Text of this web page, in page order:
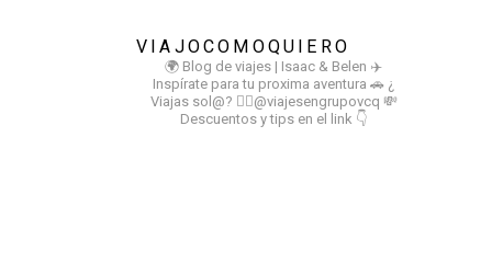
VIAJOCOMOQUIERO
🌍 Blog de viajes | Isaac & Belen ✈️
Inspírate para tu proxima aventura 🚗 ¿
Viajas sol@? 👉🏻@viajesengrupovcq 💸
Descuentos y tips en el link 👇